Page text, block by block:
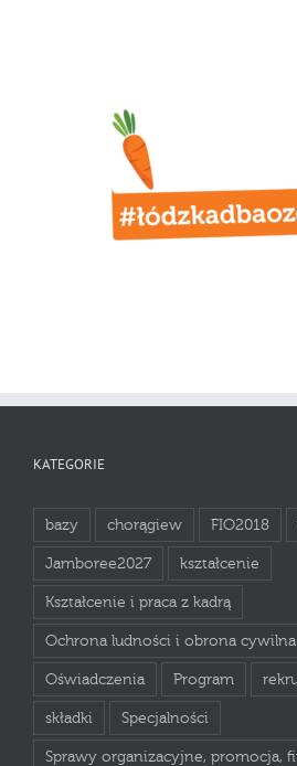
KATEGORIE
bazy chorągiew FIO2018
Jamboree2027 kształcenie
Kształcenie i praca z kadrą
Ochrona ludności i obrona cywilna
Oświadczenia Program
składki Specjalności
Sprawy organizacyjne, promocja,